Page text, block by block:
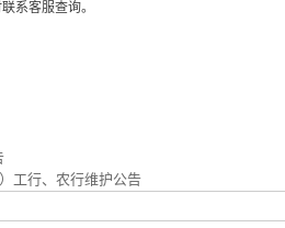
系客服查询。
工行、农行维护公告